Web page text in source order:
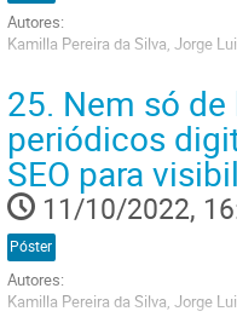
Autores:
Kamilla Pereira da Silva, Jorge
to
contribution
page
25. Nem só
periódicos
SEO para
11/10/2022,
Póster
Autores:
Kamilla Pereira da Silva, Jorge